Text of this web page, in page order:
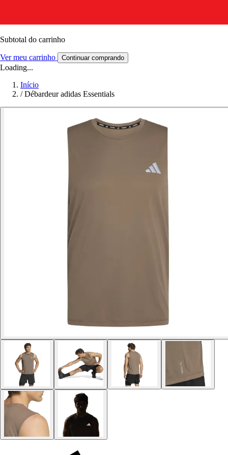
Subtotal do carrinho
Ver meu carrinho Continuar comprando
Loading...
Início
/ Débardeur adidas Essentials